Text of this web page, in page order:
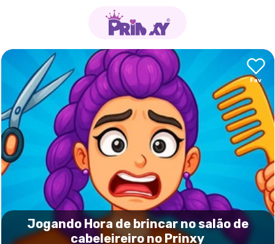
Jogando Hora de brincar no salão de
cabeleireiro no Prinxy